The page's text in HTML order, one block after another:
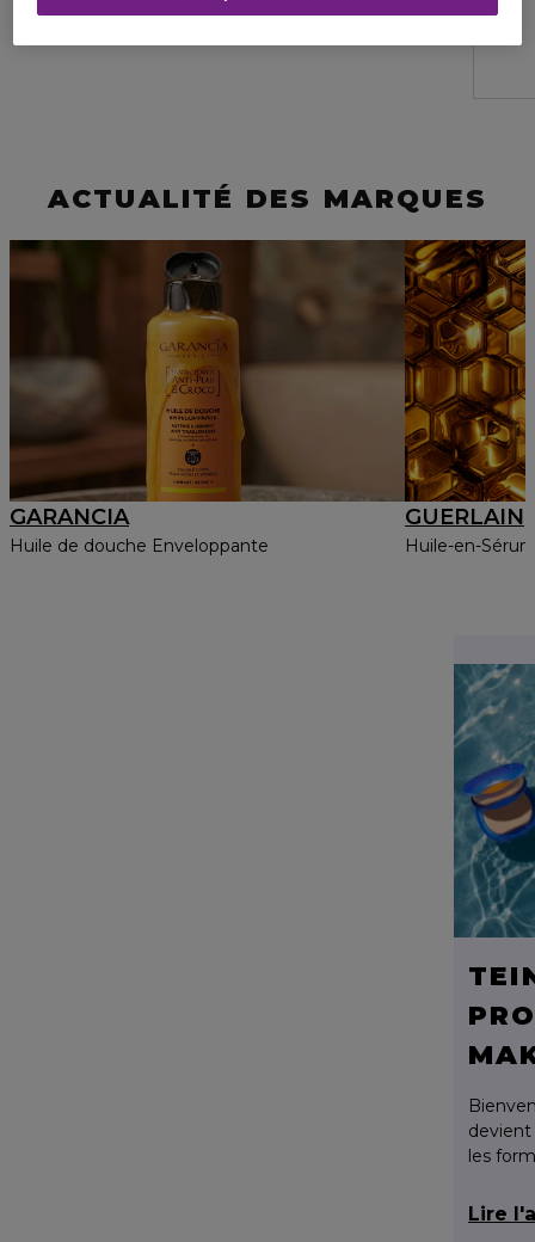
ACTUALITÉ DES MARQUES
GARANCIA
Huile de douche Enveloppante
GUERLAIN
Huile-en-
devient
les
Lire